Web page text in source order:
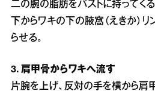
二の腕の脂肪をバストに持ってく
下からワキの下の腋窩（えきか）
らせる。
3. 肩甲骨からワキへ流す
片腕を上げ、反対の手を横から肩